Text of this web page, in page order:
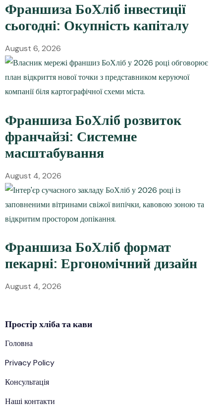
Франшиза БоХліб інвестиції
сьогодні: Окупність капіталу
August 6, 2026
Франшиза БоХліб розвиток
франчайзі: Системне
масштабування
August 4, 2026
Франшиза БоХліб формат
пекарні: Ергономічний дизайн
August 4, 2026
Простірхлібата кави
Головна
Privacy Policy
Консультація
Наші контакти